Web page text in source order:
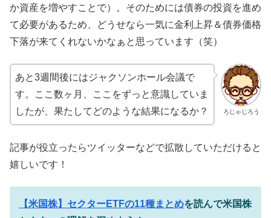
か資産を増やすことで）。そのためには債券の投資を進め
て必要があるため、どうせなら一気に金利上昇＆債券価格
下落が来てくれないかなぁと思っています（笑）
ろじゃじろう
あと3週間後にはジャクソンホール会議で
す。ここ数ヶ月、ここをずっと意識していま
したが、果たしてどのような結果になるか？
記事が役立ったらツイッターなどで拡散していただけると
嬉しいです！
【米国株】セクターETFの11種まとめを読んで米国株